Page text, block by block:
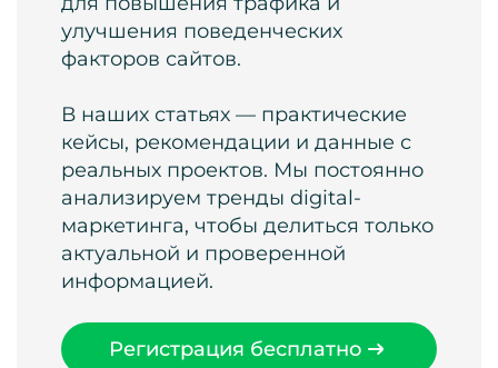
улучшения поведенческих
факторов сайтов.
В наших статьях — практические
кейсы, рекомендации и данные с
реальных проектов. Мы постоянно
анализируем тренды digital-
маркетинга, чтобы делиться только
актуальной и проверенной
информацией.
Регистрация бесплатно